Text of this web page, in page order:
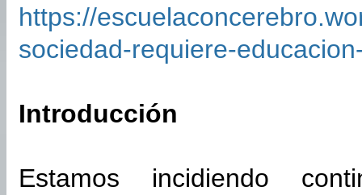
https://
sociedad-requiere-
Introducción
Estamos incidiendo